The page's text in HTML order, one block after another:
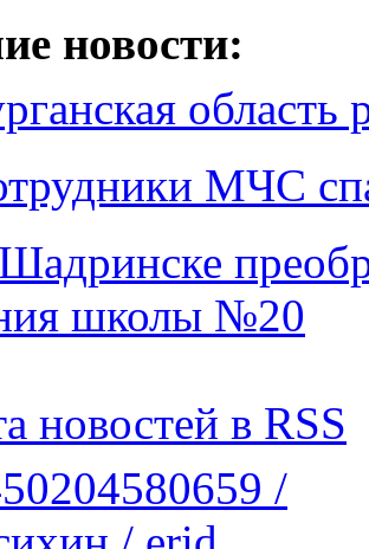
новости:
МЧС
школы №20
новостей в RSS